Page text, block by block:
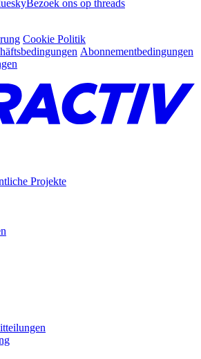
Bezoek ons op threads
Cookie Politik
Abonnementbedingungen
Projekte